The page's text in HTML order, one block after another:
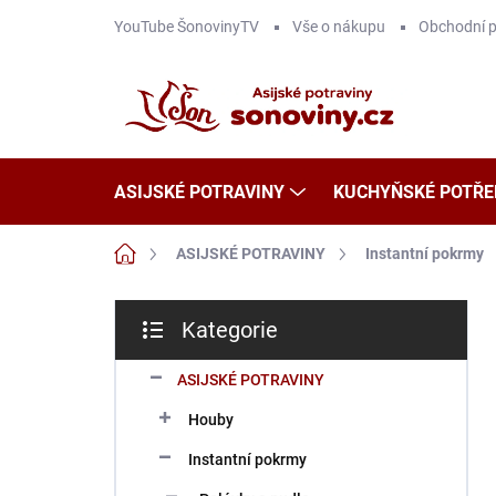
YouTube ŠonovinyTV Vše o nákupu Obchodní
ASIJSKÉ POTRAVINY KUCHYŇSKÉ
Domů ASIJSKÉ POTRAVINY Instantní pokrmy
s
kategorie
Kategorie
ASIJSKÉ POTRAVINY
Houby
Instantní pokrmy